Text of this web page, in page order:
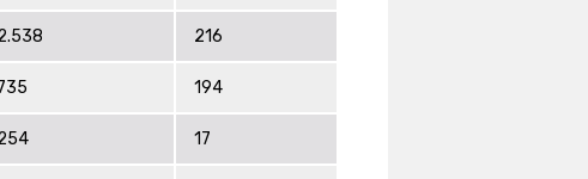
216
194
17